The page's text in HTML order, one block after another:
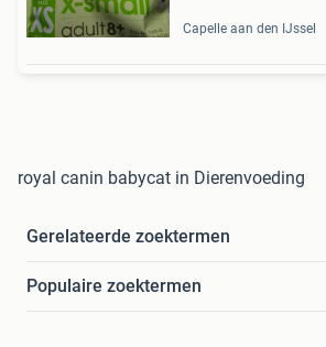
Capelle aan den IJssel
royal canin babycat in Dierenvoeding
Gerelateerde zoektermen
Populaire zoektermen